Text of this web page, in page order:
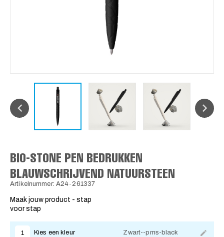
BIO-STONE PEN BEDRUKKEN
BLAUWSCHRIJVEND NATUURSTEEN
Artikelnummer: A24-261337
Maak jouw product - stap
voor stap
1 Kies een kleur Zwart--pms-black